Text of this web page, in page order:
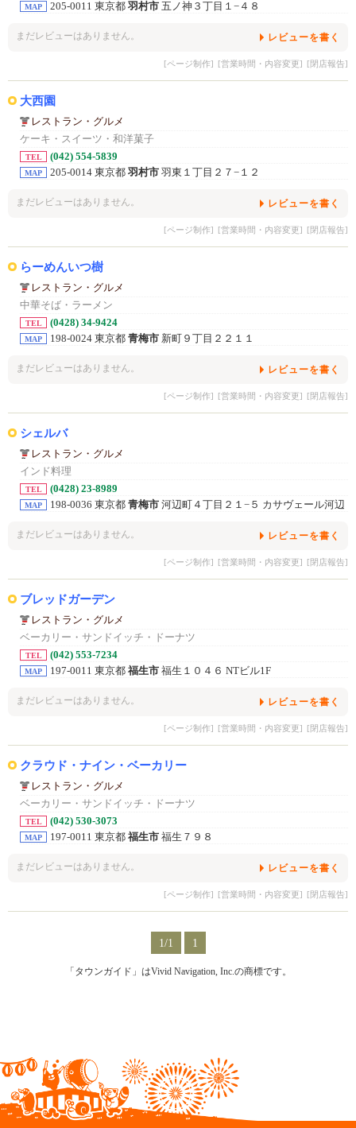
MAP 205-0011 東京都 羽村市 五ノ神３丁目１−４８
まだレビューはありません。 レビューを書く
[ページ制作] [営業時間・内容変更] [閉店報告]
大西園
レストラン・グルメ
ケーキ・スイーツ・和洋菓子
TEL (042) 554-5839
MAP 205-0014 東京都 羽村市 羽東１丁目２７−１２
まだレビューはありません。 レビューを書く
[ページ制作] [営業時間・内容変更] [閉店報告]
らーめんいつ樹
レストラン・グルメ
中華そば・ラーメン
TEL (0428) 34-9424
MAP 198-0024 東京都 青梅市 新町９丁目２２１１
まだレビューはありません。 レビューを書く
[ページ制作] [営業時間・内容変更] [閉店報告]
シェルバ
レストラン・グルメ
インド料理
TEL (0428) 23-8989
MAP 198-0036 東京都 青梅市 河辺町４丁目２１−５ カサヴェール河辺
まだレビューはありません。 レビューを書く
[ページ制作] [営業時間・内容変更] [閉店報告]
ブレッドガーデン
レストラン・グルメ
ベーカリー・サンドイッチ・ドーナツ
TEL (042) 553-7234
MAP 197-0011 東京都 福生市 福生１０４６ NTビル1F
まだレビューはありません。 レビューを書く
[ページ制作] [営業時間・内容変更] [閉店報告]
クラウド・ナイン・ベーカリー
レストラン・グルメ
ベーカリー・サンドイッチ・ドーナツ
TEL (042) 530-3073
MAP 197-0011 東京都 福生市 福生７９８
まだレビューはありません。 レビューを書く
[ページ制作] [営業時間・内容変更] [閉店報告]
1/1 1
「タウンガイド」はVivid Navigation, Inc.の商標です。